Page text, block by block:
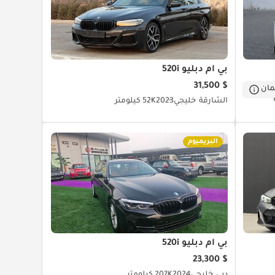
بي أم دبليو 520i
$ 31,500
الشارقة خليجي202352K كيلومتر
البريميوم
بي أم دبليو 520i
$ 23,300